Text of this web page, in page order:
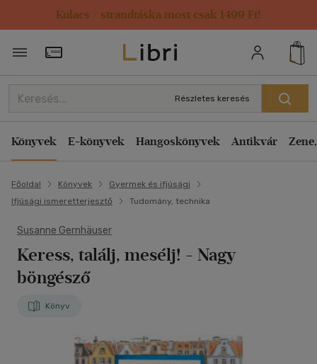
Kulacs / strandtáska most csak 1499 Ft!
Törzsvásárlói Kártya adatai
Részletes keresés
Könyvek E-könyvek Hangoskönyvek Antikvár
Főoldal Könyvek
Gyermek és ifjúsági
Ifjúsági ismeretterjesztő
Tudomány, technika
Susanne Gernhäuser
Keress, találj, mesélj! - Nagy
böngésző
Könyv